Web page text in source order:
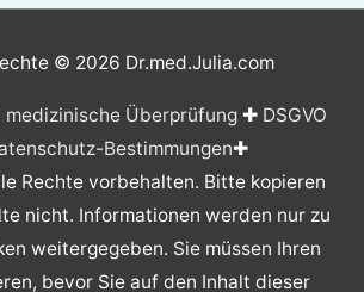
© 2026 Dr.med.Julia.com
medizinische Überprüfung✚ DSGVO
Bestimmungen✚
Rechte vorbehalten. Bitte kopieren
nicht. Informationen werden nur zu
weitergegeben. Sie müssen Ihren
bevor Sie auf den Inhalt dieser